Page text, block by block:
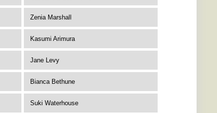
Zenia Marshall
Kasumi Arimura
Jane Levy
Bianca Bethune
Suki Waterhouse